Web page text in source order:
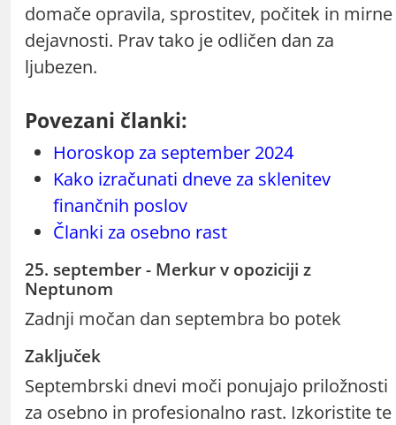
domače opravila, sprostitev, počitek in mirne
dejavnosti. Prav tako je odličen dan za
ljubezen.
Povezani članki:
Horoskop za september 2024
Kako izračunati dneve za sklenitev
finančnih poslov
Članki za osebno rast
25. september - Merkur v opoziciji z
Neptunom
Zadnji močan dan septembra bo potek
Zaključek
Septembrski dnevi moči ponujajo priložnosti
za osebno in profesionalno rast. Izkoristite te